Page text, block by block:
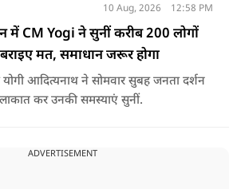
10 Aug, 2026 12:58 PM
में CM Yogi ने सुनीं करीब 200 लोगों
मत, समाधान जरूर होगा
आदित्यनाथ ने सोमवार सुबह जनता दर्शन
कर उनकी समस्याएं सुनीं.
ADVERTISEMENT